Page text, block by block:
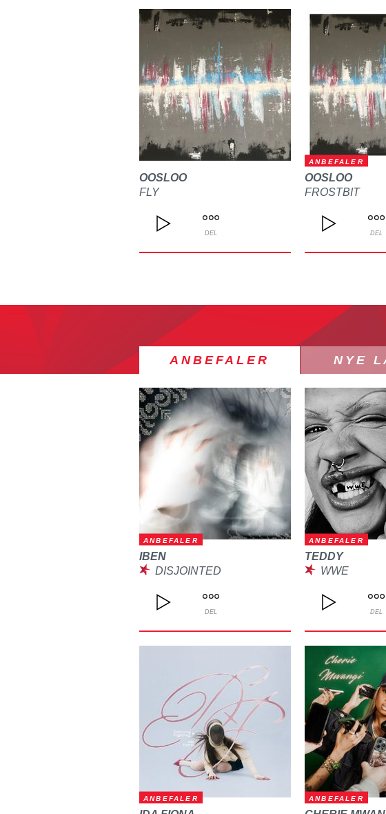
OOSLOO
FLY
DEL
ANBEFALER
OOSLOO
FROSTBIT
DEL
ANBEFALER NYE
ANBEFALER
IBEN
DISJOINTED
DEL
ANBEFALER
TEDDY
WWE
DEL
ANBEFALER ANBEFALER